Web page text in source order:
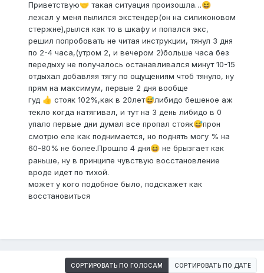
Приветствую🤝 такая ситуация произошла…😆
лежал у меня пылился экстендер(он на силиконовом
стержне),рылся как то в шкафу и попался экс,
решил попробовать не читая инструкции, тянул 3 дня
по 2-4 часа,(утром 2, и вечером 2)больше часа без
передыху не получалось останавливался минут 10-15
отдыхал добавляя тягу по ощущениям чтоб тянуло, ну
прям на максимум, первые 2 дня вообще
гуд 👍 стояк 102%,как в 20лет😅либидо бешеное аж
текло когда натягивал, и тут на 3 день либидо в 0
упало первые дни думал все пропал стояк😅прон
смотрю еле как поднимается, но поднять могу % на
60-80% не более.Прошло 4 дня😆 не брызгает как
раньше, ну в принципе чувствую восстановление
вроде идет по тихой.
может у кого подобное было, подскажет как
восстановиться
СОРТИРОВАТЬ ПО ГОЛОСАМ СОРТИРОВАТЬ ПО ДАТЕ